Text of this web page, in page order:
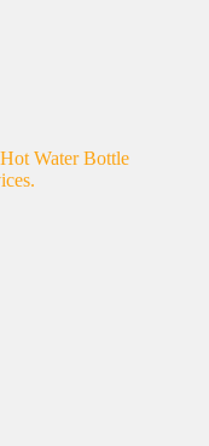
Water Bottle